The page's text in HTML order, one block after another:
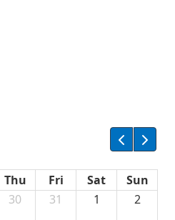
Thu Fri Sat
Sun
ugovora sa neprofitnim
30 31 1 2